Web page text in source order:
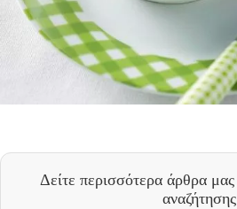
Δείτε περισσότερα άρθρα μας
αναζήτησης